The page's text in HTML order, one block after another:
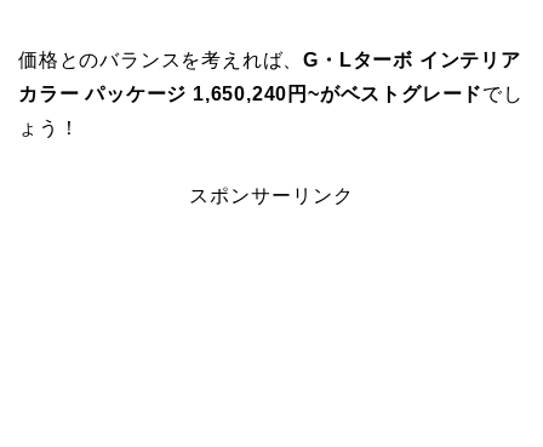
価格とのバランスを考えれば、G・Lターボ インテリア
カラー パッケージ 1,650,240円~がベストグレードでし
ょう！
スポンサーリンク